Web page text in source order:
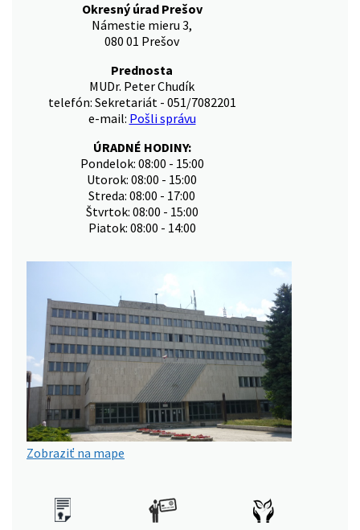
Okresný úrad Prešov
Námestie mieru 3,
080 01 Prešov
Prednosta
MUDr. Peter Chudík
telefón: Sekretariát - 051/7082201
e-mail: Pošli správu
ÚRADNÉ HODINY:
Pondelok: 08:00 - 15:00
Utorok: 08:00 - 15:00
Streda: 08:00 - 17:00
Štvrtok: 08:00 - 15:00
Piatok: 08:00 - 14:00
Zobraziť na mape